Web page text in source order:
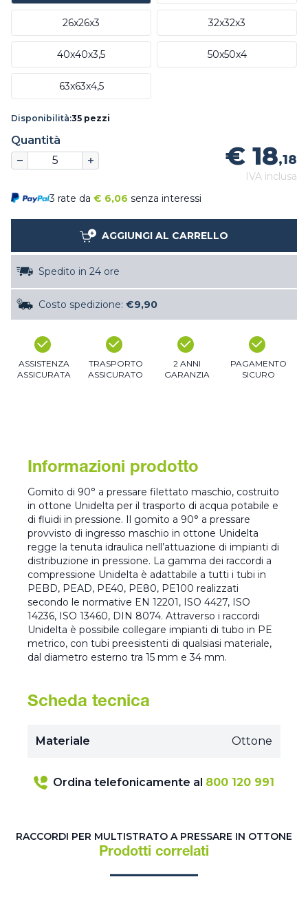
26x26x3 32x32x3
40x40x3,5 50x50x4
63x63x4,5
Disponibilità:35 pezzi
Quantità
€ 18,18
IVA inclusa
3 rate da € 6,06 senza interessi
AGGIUNGI AL CARRELLO
Spedito in 24 ore
Costo spedizione: €9,90
ASSISTENZA
ASSICURATA
TRASPORTO
ASSICURATO
2 ANNI
GARANZIA
PAGAMENTO
SICURO
Informazioni prodotto
Gomito di 90° a pressare filettato maschio, costruito
in ottone Unidelta per il trasporto di acqua potabile e
di fluidi in pressione. Il gomito a 90° a pressare
provvisto di ingresso maschio in ottone Unidelta
regge la tenuta idraulica nell’attuazione di impianti di
distribuzione in pressione. La gamma dei raccordi a
compressione Unidelta è adattabile a tutti i tubi in
PEBD, PEAD, PE40, PE80, PE100 realizzati
secondo le normative EN 12201, ISO 4427, ISO
14236, ISO 13460, DIN 8074. Attraverso i raccordi
Unidelta è possibile collegare impianti di tubo in PE
metrico, con tubi preesistenti di qualsiasi materiale,
dal diametro esterno tra 15 mm e 34 mm.
Scheda tecnica
Materiale Ottone
Ordina telefonicamente al 800 120 991
RACCORDI PER MULTISTRATO A PRESSARE IN OTTONE
Prodotti correlati